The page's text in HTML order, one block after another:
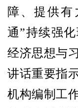
障、提供
通”持续强
经济思想与
讲话重要指
机构编制工